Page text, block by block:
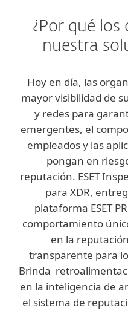
¿Por qué los
nuestra
Hoy en día, las
mayor visibilidad de
y redes para
emergentes, el
empleados y las
pongan en
reputación. ESET
para XDR,
plataforma ESET
comportamiento
en la
transparente para
Brinda
en la inteligencia de
el sistema de